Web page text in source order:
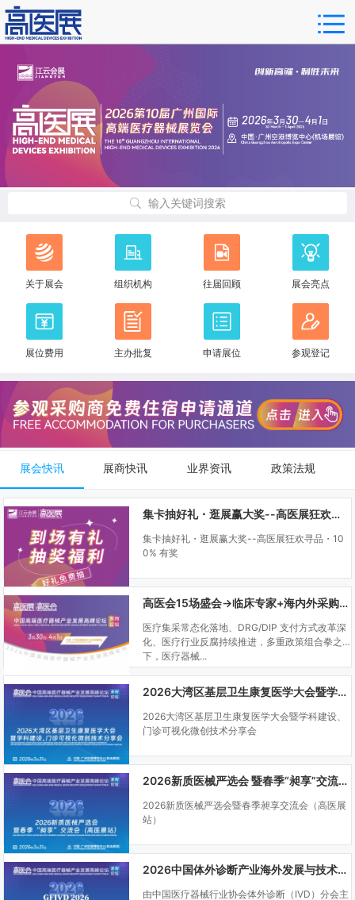
输入关键词搜索
关于展会 组织机构 往届回顾 展会亮点
展位费用 主办批复 申请展位 参观登记
展会快讯 展商快讯 业界资讯 政策法规
集卡抽好礼・逛展赢大奖--高医展狂欢寻品・100% 有奖
集卡抽好礼・逛展赢大奖--高医展狂欢寻品・10
0% 有奖
高医会15场盛会→临床专家+海内外采购商双向对接
医疗集采常态化落地、DRG/DIP 支付方式改革深
化、医疗行业反腐持续推进，多重政策组合拳之
下，医疗器械...
2026大湾区基层卫生康复医学大会暨学科建设、门诊可视化微创技术分享会
2026大湾区基层卫生康复医学大会暨学科建设、
门诊可视化微创技术分享会
2026新质医械严选会 暨春季“昶享”交流会（高医展站）
2026新质医械严选会暨春季昶享交流会（高医展
站）
2026中国体外诊断产业海外发展与技术创新大会
由中国医疗器械行业协会体外诊断（IVD）分会主